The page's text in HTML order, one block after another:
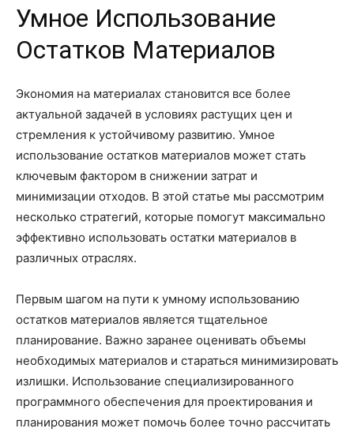
Умное Использование
Остатков Материалов
Экономия на материалах становится все более
актуальной задачей в условиях растущих цен и
стремления к устойчивому развитию. Умное
использование остатков материалов может стать
ключевым фактором в снижении затрат и
минимизации отходов. В этой статье мы рассмотрим
несколько стратегий, которые помогут максимально
эффективно использовать остатки материалов в
различных отраслях.
Первым шагом на пути к умному использованию
остатков материалов является тщательное
планирование. Важно заранее оценивать объемы
необходимых материалов и стараться минимизировать
излишки. Использование специализированного
программного обеспечения для проектирования и
планирования может помочь более точно рассчитать